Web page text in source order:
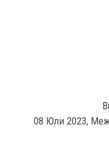
08 Юли 2023,